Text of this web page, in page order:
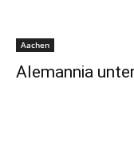
Aachen
Alemannia